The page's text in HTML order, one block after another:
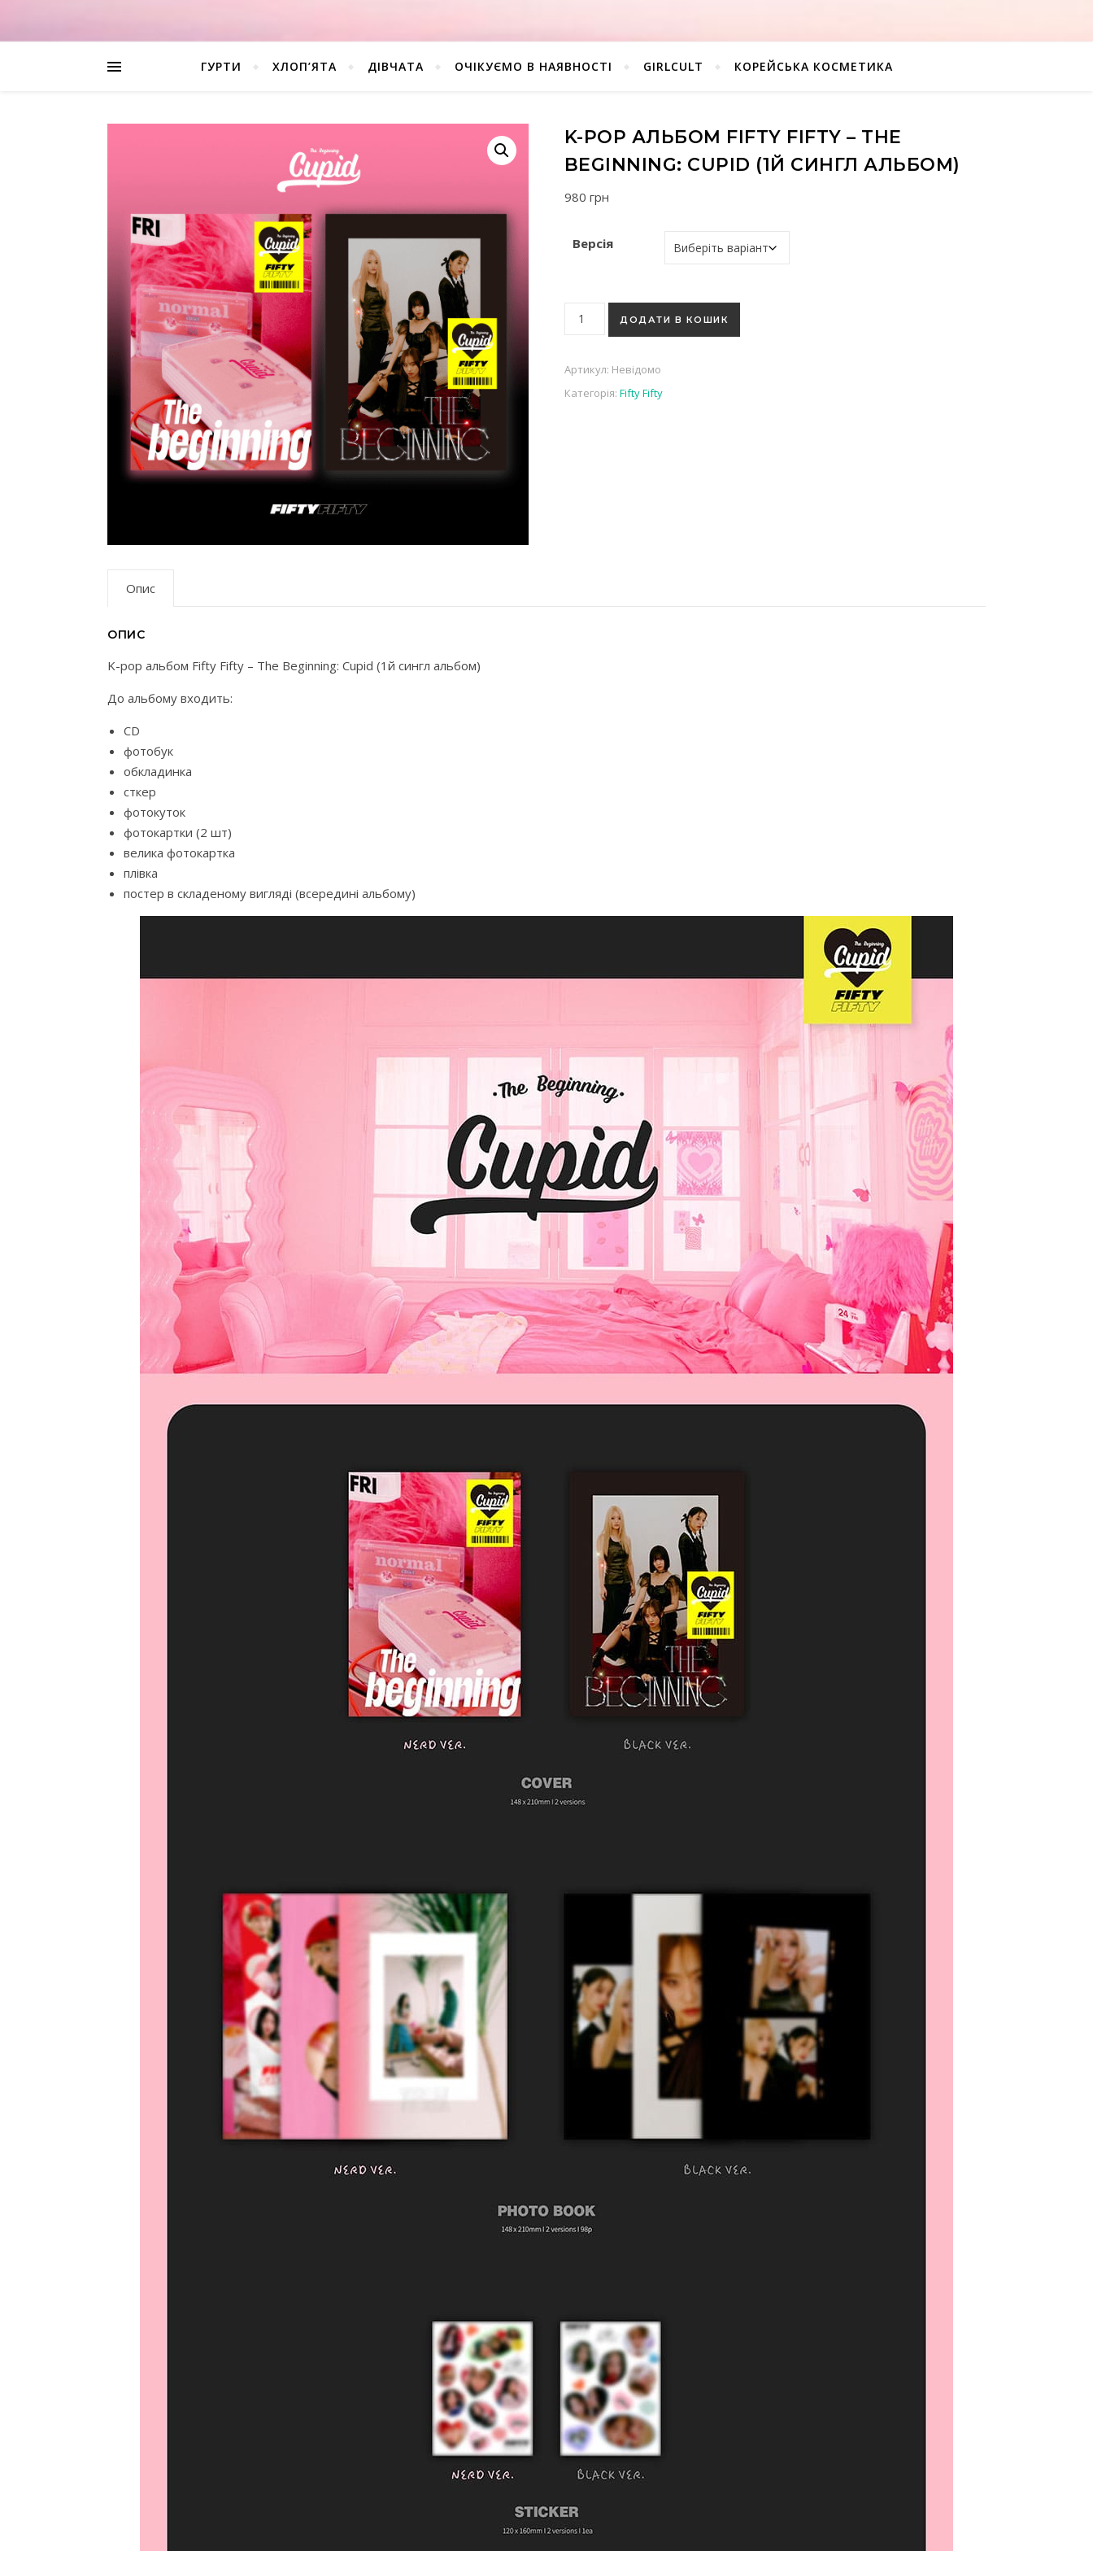
ГУРТИ ХЛОП’ЯТА ДІВЧАТА ОЧІКУЄМО В НАЯВНОСТІ GIRLCULT КОРЕЙСЬКА КОСМЕТИКА
K-POP АЛЬБОМ FIFTY FIFTY – THE
BEGINNING: CUPID (1Й СИНГЛ АЛЬБОМ)
980 грн
Версія
K-pop альбом Fifty Fifty - The Beginning: Cupid (1й сингл альбом) кількість
ДОДАТИ В КОШИК
Артикул: Невідомо
Категорія: Fifty Fifty
Опис
ОПИС
K-pop альбом Fifty Fifty – The Beginning: Cupid (1й сингл альбом)
До альбому входить:
CD
фотобук
обкладинка
сткер
фотокуток
фотокартки (2 шт)
велика фотокартка
плівка
постер в складеному вигляді (всередині альбому)